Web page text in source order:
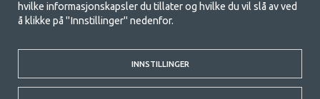
Camping kan enten være en livsstil eller en måte å samle familien for et
felles eventyr. Uansett hvilken kategori du tilhører, finner du alt du
campe, og derfor tilbyr vi veldig gode priser på familietelt,
campingfortelt og alt annet utstyr for camping og friluftsliv. Målet vårt
er å tilby det beste campingutstyret i hver prisklasse når det gjelder
kvalitet og funksjonalitet. Ta gjerne kontakt med oss hvis det er noe du
hvilke informasjonskapsler du tillater og hvilke du vil slå av ved
å klikke på "Innstillinger" nedenfor.
INNSTILLINGER